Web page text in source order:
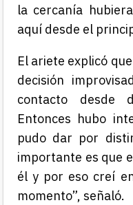
la cercanía
aquí desde el
El ariete explicó
decisión
contacto desde
Entonces hubo
pudo dar por
importante es que
él y por eso creí
momento”, señaló.